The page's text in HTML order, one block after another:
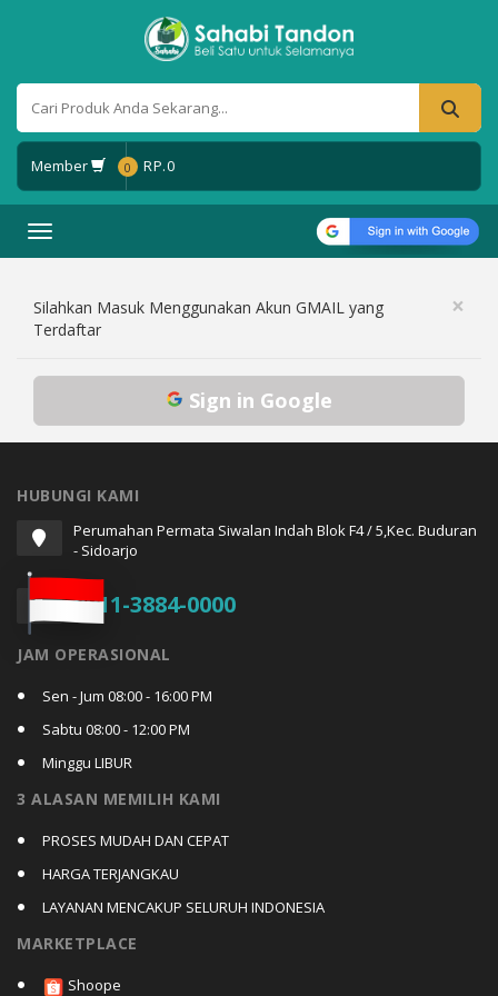
Member 0 RP.0
Toggle navigation
×
Silahkan Masuk Menggunakan Akun GMAIL yang
Terdaftar
Sign in Google
HUBUNGI KAMI
Perumahan Permata Siwalan Indah Blok F4 / 5,Kec. Buduran
- Sidoarjo
0811-3884-0000
JAM OPERASIONAL
Sen - Jum 08:00 - 16:00 PM
Sabtu 08:00 - 12:00 PM
Minggu LIBUR
3 ALASAN MEMILIH KAMI
PROSES MUDAH DAN CEPAT
HARGA TERJANGKAU
LAYANAN MENCAKUP SELURUH INDONESIA
MARKETPLACE
Shoope